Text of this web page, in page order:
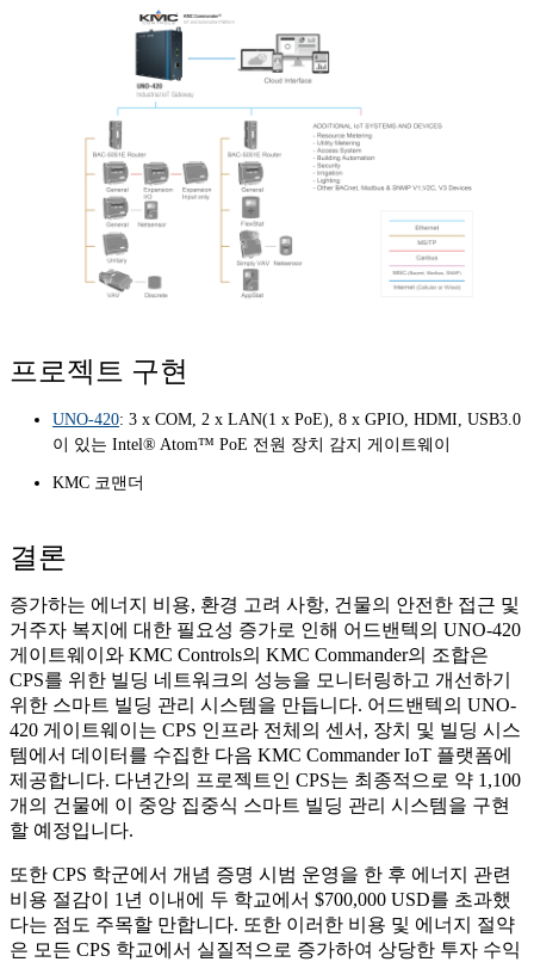
프로젝트 구현
UNO-420: 3 x COM, 2 x LAN(1 x PoE), 8 x GPIO, HDMI, USB3.0
이 있는 Intel® Atom™ PoE 전원 장치 감지 게이트웨이
KMC 코맨더
결론
증가하는 에너지 비용, 환경 고려 사항, 건물의 안전한 접근 및
거주자 복지에 대한 필요성 증가로 인해 어드밴텍의 UNO-420
게이트웨이와 KMC Controls의 KMC Commander의 조합은
CPS를 위한 빌딩 네트워크의 성능을 모니터링하고 개선하기
위한 스마트 빌딩 관리 시스템을 만듭니다. 어드밴텍의 UNO-
420 게이트웨이는 CPS 인프라 전체의 센서, 장치 및 빌딩 시스
템에서 데이터를 수집한 다음 KMC Commander IoT 플랫폼에
제공합니다. 다년간의 프로젝트인 CPS는 최종적으로 약 1,100
개의 건물에 이 중앙 집중식 스마트 빌딩 관리 시스템을 구현
할 예정입니다.
또한 CPS 학군에서 개념 증명 시범 운영을 한 후 에너지 관련
비용 절감이 1년 이내에 두 학교에서 $700,000 USD를 초과했
다는 점도 주목할 만합니다. 또한 이러한 비용 및 에너지 절약
은 모든 CPS 학교에서 실질적으로 증가하여 상당한 투자 수익